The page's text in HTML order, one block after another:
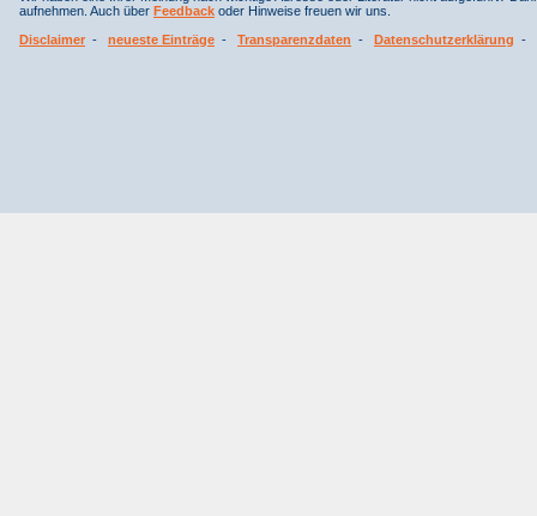
aufnehmen. Auch über Feedback oder Hinweise freuen wir uns.
Disclaimer - neueste Einträge - Transparenzdaten - Datenschutzerklärung -